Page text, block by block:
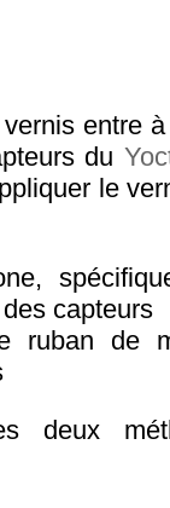
entre
du
le
capteurs
ruban de
deux